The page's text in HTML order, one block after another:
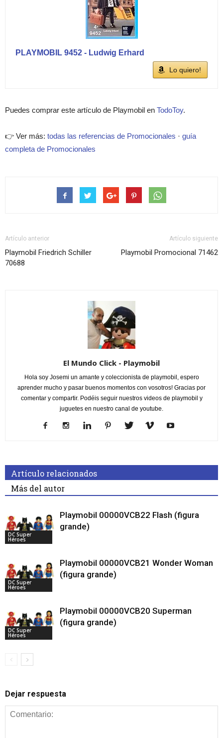
PLAYMOBIL 9452 - Ludwig Erhard
Lo quiero!
Puedes comprar este artículo de Playmobil en TodoToy.
👉 Ver más: todas las referencias de Promocionales · guía
completa de Promocionales
Artículo anterior
Playmobil Friedrich Schiller
70688
Artículo siguiente
Playmobil Promocional 71462
El Mundo Click - Playmobil
Hola soy Josemi un amante y coleccionista de playmobil, espero
aprender mucho y pasar buenos momentos con vosotros! Gracias por
comentar y compartir. Podéis seguir nuestros videos de playmobil y
juguetes en nuestro canal de youtube.
Artículo relacionados
Más del autor
DC Super
Héroes
Playmobil 00000VCB22 Flash (figura
grande)
DC Super
Héroes
Playmobil 00000VCB21 Wonder Woman
(figura grande)
DC Super
Héroes
Playmobil 00000VCB20 Superman
(figura grande)
Dejar respuesta